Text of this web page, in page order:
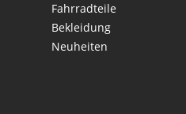
Fahrradteile
Bekleidung
Neuheiten